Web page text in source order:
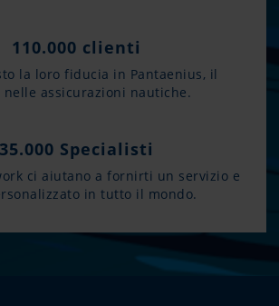
110.000 clienti
la loro fiducia in Pantaenius, il
nelle assicurazioni nautiche.
35.000 Specialisti
ci aiutano a fornirti un servizio e
in tutto il mondo.